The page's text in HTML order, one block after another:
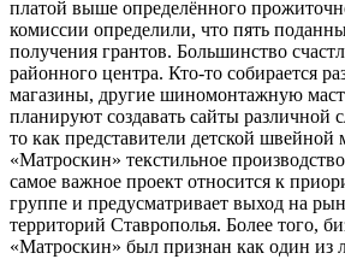
платой выше определённого
комиссии определили, что пять
получения грантов. Большинство
районного центра. Кто-то собирается
магазины, другие шиномонтажную
планируют создавать сайты различной
то как представители детской швейной
«Матроскин» текстильное
самое важное проект относится к
группе и предусматривает выход на
территорий Ставрополья. Более того,
«Матроскин» был признан как один из